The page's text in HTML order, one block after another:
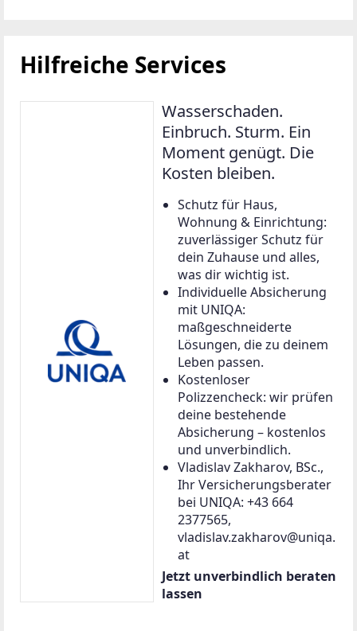
Hilfreiche Services
Wasserschaden.
Einbruch. Sturm. Ein
Moment genügt. Die
Kosten bleiben.
Schutz für Haus,
Wohnung & Einrichtung:
zuverlässiger Schutz für
dein Zuhause und alles,
was dir wichtig ist.
Individuelle Absicherung
mit UNIQA:
maßgeschneiderte
Lösungen, die zu deinem
Leben passen.
Kostenloser
Polizzencheck: wir prüfen
deine bestehende
Absicherung – kostenlos
und unverbindlich.
Vladislav Zakharov, BSc.,
Ihr Versicherungsberater
bei UNIQA: +43 664
2377565,
vladislav.zakharov@uniqa.
at
Jetzt unverbindlich beraten
lassen